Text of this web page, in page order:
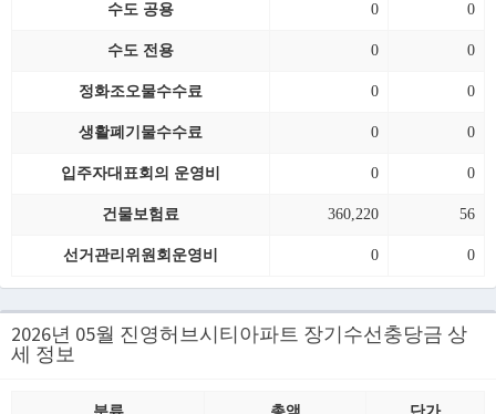
수도 공용 0 0
수도 전용 0 0
정화조오물수수료 0 0
생활폐기물수수료 0 0
입주자대표회의 운영비 0 0
건물보험료 360,220 56
선거관리위원회운영비 0 0
2026년 05월 진영허브시티아파트 장기수선충당금 상
세 정보